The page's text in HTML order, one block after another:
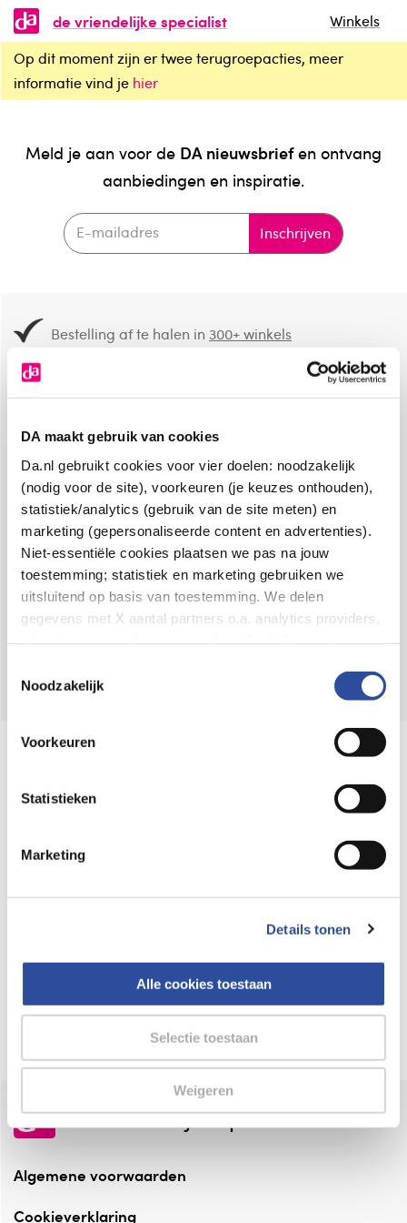
DA maakt gebruik van cookies
Da.nl gebruikt cookies voor vier doelen: noodzakelijk
(nodig voor de site), voorkeuren (je keuzes onthouden),
statistiek/analytics (gebruik van de site meten) en
marketing (gepersonaliseerde content en advertenties).
Niet-essentiële cookies plaatsen we pas na jouw
toestemming; statistiek en marketing gebruiken we
uitsluitend op basis van toestemming. We delen
gegevens met X aantal partners o.a. analytics providers,
en de bewaartermijnen per categorie. Je kunt je keuze op
gegevensverwerking staat in de
Privacyverklaring
Noodzakelijk
Voorkeuren
Statistieken
Marketing
Details tonen
Alle cookies toestaan
Selectie toestaan
Weigeren
de vriendelijke specialist
Winkels
Op dit moment zijn er twee terugroepacties, meer
informatie vind je hier
Meld je aan voor de DA nieuwsbriefen ontvang
aanbiedingen en inspiratie.
Inschrijven
Bestelling af te halen in300+ winkels
8.6 uit4.106 reviews
Over DA
Klantenservice
Assortiment
VolgDAop:
Online aanbieder medicijnen
webshop mag verkopen.
⁠Verantwoorde zorg, ⁠ook online.
Altijd onze folder bij de hand
Check onze folders ⁠bij AlleFolders.
de vriendelijke specialist
Algemene voorwaarden
Cookieverklaring